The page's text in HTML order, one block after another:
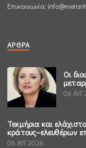
Επικοινωνία:
ΆΡΘΡΑ
Οι
06 ΑΥΓ
Τεκμήρια και
κράτους–ελευθέρων
06 ΑΥΓ 2026